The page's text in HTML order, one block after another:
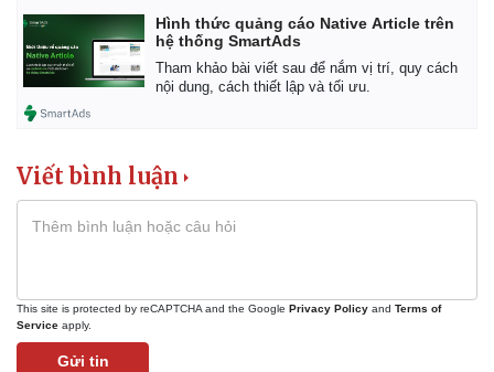
Hình thức quảng cáo Native Article trên
hệ thống SmartAds
Tham khảo bài viết sau để nắm vị trí, quy cách
nội dung, cách thiết lập và tối ưu.
Viết bình luận
This site is protected by reCAPTCHA and the Google Privacy Policy and Terms of
Service apply.
Gửi tin